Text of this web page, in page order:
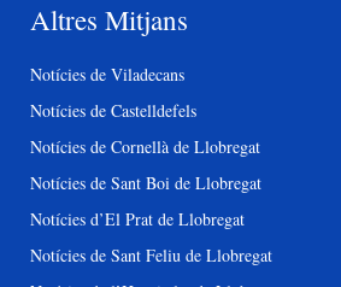
Altres Mitjans
Notícies de Viladecans
Notícies de Castelldefels
Notícies de Cornellà de Llobregat
Notícies de Sant Boi de Llobregat
Notícies d’El Prat de Llobregat
Notícies de Sant Feliu de Llobregat